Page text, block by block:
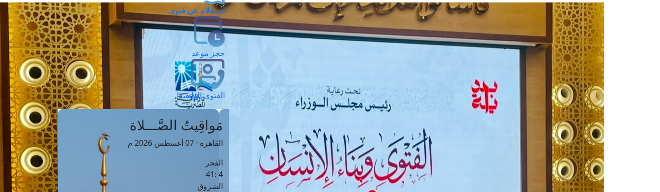
استعلام عن فتوى
حجز موعد
الفتوى الهاتفية
مَواقِيتُ الصَّـــلاة
القاهرة · 07 أغسطس 2026 م
الفجر
4 :41
الشروق